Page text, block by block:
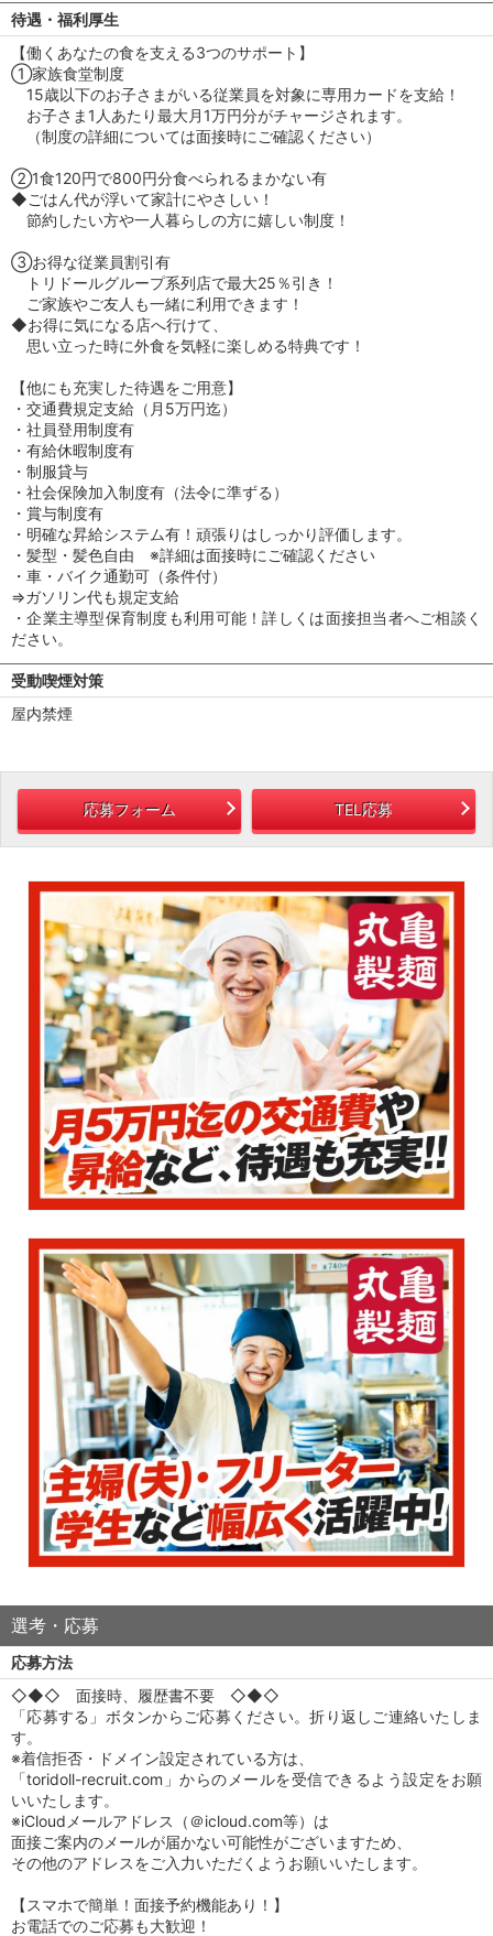
待遇・福利厚生
【働くあなたの食を支える3つのサポート】
①家族食堂制度
15歳以下のお子さまがいる従業員を対象に専用カードを支給！
お子さま1人あたり最大月1万円分がチャージされます。
（制度の詳細については面接時にご確認ください）
②1食120円で800円分食べられるまかない有
◆ごはん代が浮いて家計にやさしい！
節約したい方や一人暮らしの方に嬉しい制度！
③お得な従業員割引有
トリドールグループ系列店で最大25％引き！
ご家族やご友人も一緒に利用できます！
◆お得に気になる店へ行けて、
思い立った時に外食を気軽に楽しめる特典です！
【他にも充実した待遇をご用意】
・交通費規定支給（月5万円迄）
・社員登用制度有
・有給休暇制度有
・制服貸与
・社会保険加入制度有（法令に準ずる）
・賞与制度有
・明確な昇給システム有！頑張りはしっかり評価します。
・髪型・髪色自由 ※詳細は面接時にご確認ください
・車・バイク通勤可（条件付）
⇒ガソリン代も規定支給
・企業主導型保育制度も利用可能！詳しくは面接担当者へご相談く
ださい。
受動喫煙対策
屋内禁煙
応募フォーム TEL応募
選考・応募
応募方法
◇◆◇ 面接時、履歴書不要 ◇◆◇
「応募する」ボタンからご応募ください。折り返しご連絡いたしま
す。
※着信拒否・ドメイン設定されている方は、
「toridoll-recruit.com」からのメールを受信できるよう設定をお願
いいたします。
※iCloudメールアドレス（＠icloud.com等）は
面接ご案内のメールが届かない可能性がございますため、
その他のアドレスをご入力いただくようお願いいたします。
【スマホで簡単！面接予約機能あり！】
お電話でのご応募も大歓迎！